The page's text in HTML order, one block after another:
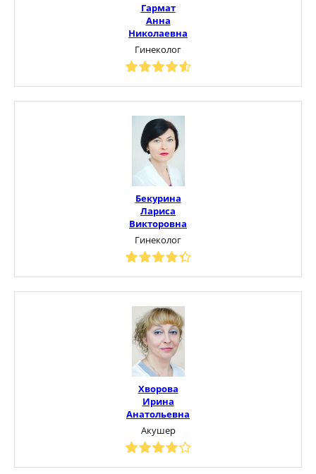
Гармат
Анна
Николаевна
Гинеколог
Бекурина
Лариса
Викторовна
Гинеколог
Хворова
Ирина
Анатольевна
Акушер